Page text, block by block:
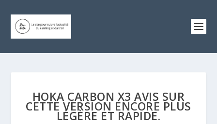
HOKA CARBON X3 AVIS SUR
CETTE VERSION ENCORE PLUS
LÉGÈRE ET RAPIDE.